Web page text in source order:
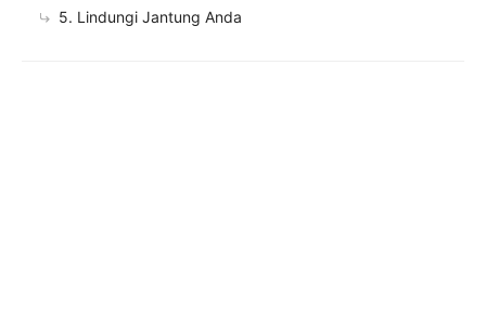
5. Lindungi Jantung Anda